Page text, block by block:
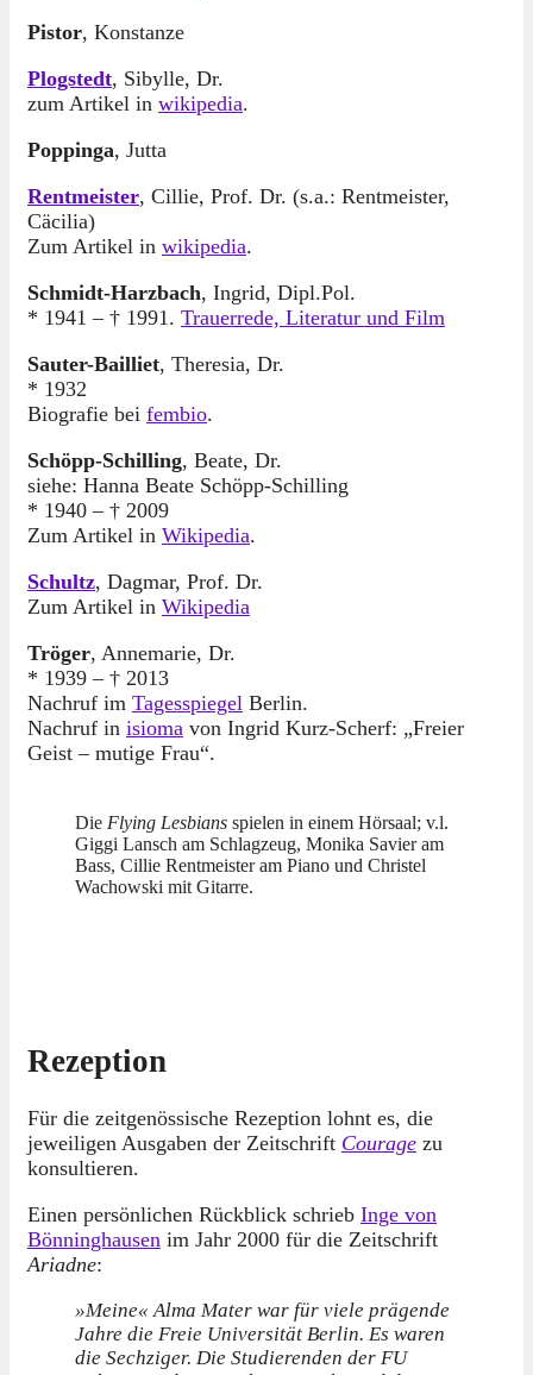
Pistor, Konstanze
Plogstedt, Sibylle, Dr.
zum Artikel in wikipedia.
Poppinga, Jutta
Rentmeister, Cillie, Prof. Dr. (s.a.: Rentmeister,
Cäcilia)
Zum Artikel in wikipedia.
Schmidt-Harzbach, Ingrid, Dipl.Pol.
* 1941 – † 1991. Trauerrede, Literatur und Film
Sauter-Bailliet, Theresia, Dr.
* 1932
Biografie bei fembio.
Schöpp-Schilling, Beate, Dr.
siehe: Hanna Beate Schöpp-Schilling
* 1940 – † 2009
Zum Artikel in Wikipedia.
Schultz, Dagmar, Prof. Dr.
Zum Artikel in Wikipedia
Tröger, Annemarie, Dr.
* 1939 – † 2013
Nachruf im Tagesspiegel Berlin.
Nachruf in isioma von Ingrid Kurz-Scherf: „Freier
Geist – mutige Frau“.
Die Flying Lesbians spielen in einem Hörsaal; v.l.
Giggi Lansch am Schlagzeug, Monika Savier am
Bass, Cillie Rentmeister am Piano und Christel
Wachowski mit Gitarre.
Rezeption
Für die zeitgenössische Rezeption lohnt es, die
jeweiligen Ausgaben der Zeitschrift Courage zu
konsultieren.
Einen persönlichen Rückblick schrieb Inge von
Bönninghausen im Jahr 2000 für die Zeitschrift
Ariadne:
»Meine« Alma Mater war für viele prägende
Jahre die Freie Universität Berlin. Es waren
die Sechziger. Die Studierenden der FU